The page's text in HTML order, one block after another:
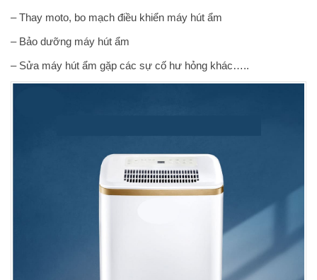
– Thay moto, bo mạch điều khiển máy hút ẩm
– Bảo dưỡng máy hút ẩm
– Sửa máy hút ẩm gặp các sự cố hư hỏng khác…..